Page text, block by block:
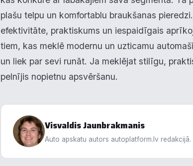
plašu telpu un komfortablu braukšanas
efektivitāte, praktiskums un iespaidīgais
tiem, kas meklē modernu un uzticamu
un liek par sevi runāt. Ja meklējat stilīgu,
pelnījis nopietnu apsvēršanu.
Visvaldis Jaunbrakmanis
Auto apskatu autors autoplatform.lv